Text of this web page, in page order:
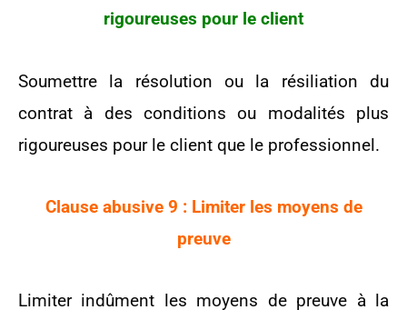
rigoureuses pour le client
Soumettre la résolution ou la résiliation du
contrat à des conditions ou modalités plus
rigoureuses pour le client que le professionnel.
Clause abusive 9 : Limiter les moyens de
preuve
Limiter indûment les moyens de preuve à la